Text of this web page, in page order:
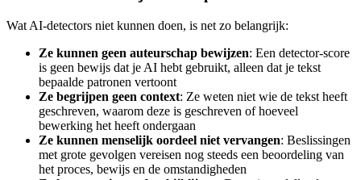
Wat AI-detectors niet kunnen doen, is net zo belangrijk:
Ze kunnen geen auteurschap bewijzen: Een detector-score
is geen bewijs dat je AI hebt gebruikt, alleen dat je tekst
bepaalde patronen vertoont
Ze begrijpen geen context: Ze weten niet wie de tekst heeft
geschreven, waarom deze is geschreven of hoeveel
bewerking het heeft ondergaan
Ze kunnen menselijk oordeel niet vervangen: Beslissingen
met grote gevolgen vereisen nog steeds een beoordeling van
het proces, bewijs en de omstandigheden